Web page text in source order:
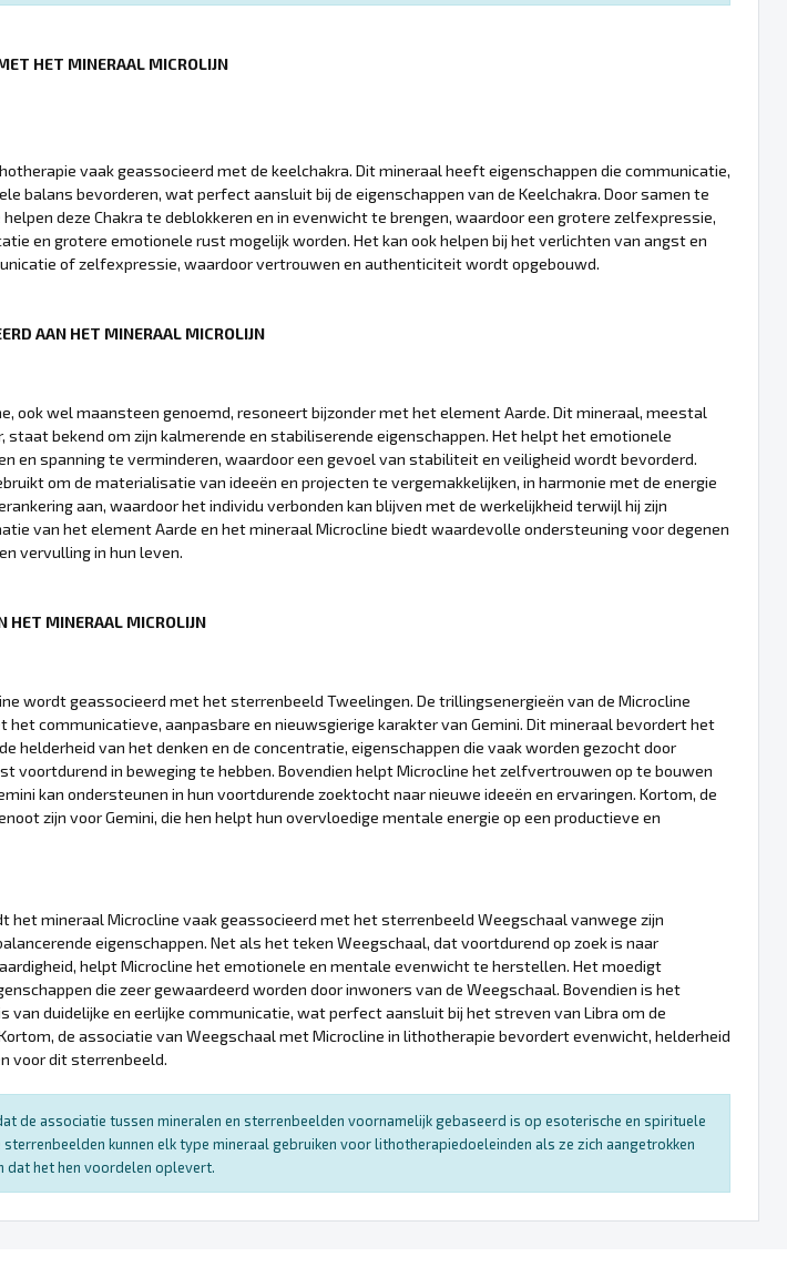
HET MINERAAL MICROLIJN
vaak geassocieerd met de keelchakra. Dit mineraal heeft eigenschappen die communicatie,
balans bevorderen, wat perfect aansluit bij de eigenschappen van de Keelchakra. Door samen te
deze Chakra te deblokkeren en in evenwicht te brengen, waardoor een grotere zelfexpressie,
en grotere emotionele rust mogelijk worden. Het kan ook helpen bij het verlichten van angst en
of zelfexpressie, waardoor vertrouwen en authenticiteit wordt opgebouwd.
AAN HET MINERAAL MICROLIJN
ook wel maansteen genoemd, resoneert bijzonder met het element Aarde. Dit mineraal, meestal
staat bekend om zijn kalmerende en stabiliserende eigenschappen. Het helpt het emotionele
en spanning te verminderen, waardoor een gevoel van stabiliteit en veiligheid wordt bevorderd.
om de materialisatie van ideeën en projecten te vergemakkelijken, in harmonie met de energie
aan, waardoor het individu verbonden kan blijven met de werkelijkheid terwijl hij zijn
van het element Aarde en het mineraal Microcline biedt waardevolle ondersteuning voor degenen
vervulling in hun leven.
HET MINERAAL MICROLIJN
wordt geassocieerd met het sterrenbeeld Tweelingen. De trillingsenergieën van de Microcline
het communicatieve, aanpasbare en nieuwsgierige karakter van Gemini. Dit mineraal bevordert het
helderheid van het denken en de concentratie, eigenschappen die vaak worden gezocht door
voortdurend in beweging te hebben. Bovendien helpt Microcline het zelfvertrouwen op te bouwen
kan ondersteunen in hun voortdurende zoektocht naar nieuwe ideeën en ervaringen. Kortom, de
zijn voor Gemini, die hen helpt hun overvloedige mentale energie op een productieve en
het mineraal Microcline vaak geassocieerd met het sterrenbeeld Weegschaal vanwege zijn
eigenschappen. Net als het teken Weegschaal, dat voortdurend op zoek is naar
helpt Microcline het emotionele en mentale evenwicht te herstellen. Het moedigt
die zeer gewaardeerd worden door inwoners van de Weegschaal. Bovendien is het
van duidelijke en eerlijke communicatie, wat perfect aansluit bij het streven van Libra om de
de associatie van Weegschaal met Microcline in lithotherapie bevordert evenwicht, helderheid
voor dit sterrenbeeld.
de associatie tussen mineralen en sterrenbeelden voornamelijk gebaseerd is op esoterische en spirituele
kunnen elk type mineraal gebruiken voor lithotherapiedoeleinden als ze zich aangetrokken
dat het hen voordelen oplevert.